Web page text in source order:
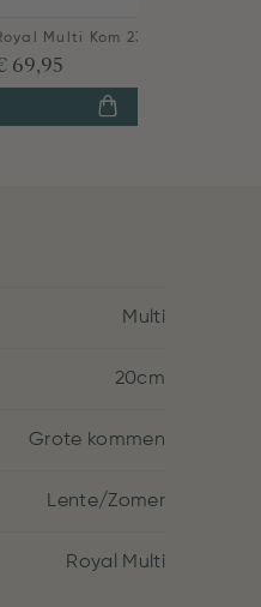
Multi Kom 23 Cm
69,95
Multi
20cm
Grote kommen
Lente/Zomer
Royal Multi